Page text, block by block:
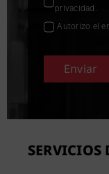
privacidad .
Autorizo el
Enviar